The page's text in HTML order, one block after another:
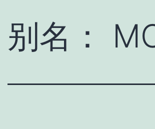
别名：